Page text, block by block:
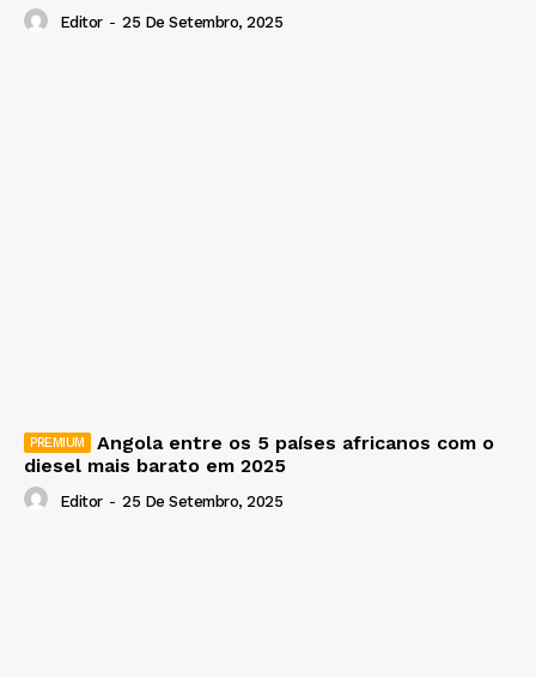
Editor - 25 De Setembro, 2025
Angola entre os 5 países africanos com o
diesel mais barato em 2025
Editor - 25 De Setembro, 2025